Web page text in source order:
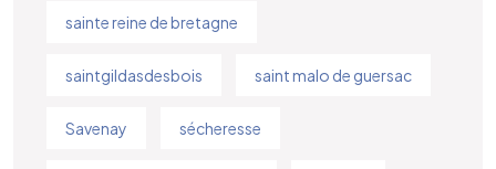
sainte reine de bretagne
saintgildasdesbois saint malo de guersac
Savenay sécheresse